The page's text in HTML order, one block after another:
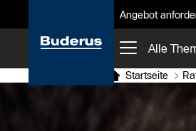
Angebot
Alle
Startseite